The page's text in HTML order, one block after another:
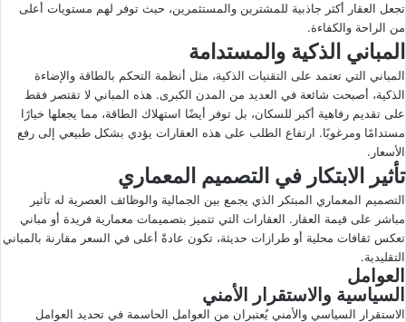
تجعل العقار أكثر جاذبية للمشترين والمستثمرين، حيث توفر لهم مستويات أعلى
من الراحة والكفاءة.
المباني الذكية والمستدامة
المباني التي تعتمد على التقنيات الذكية، مثل أنظمة التحكم بالطاقة والإضاءة
الذكية، أصبحت شائعة في العديد من المدن الكبرى. هذه المباني لا تقتصر فقط
على تقديم رفاهية أكبر للسكان، بل توفر أيضًا استهلاك الطاقة، مما يجعلها خيارًا
مستدامًا ومرغوبًا. ارتفاع الطلب على هذه العقارات يؤدي بشكل طبيعي إلى رفع
الأسعار.
تأثير الابتكار في التصميم المعماري
التصميم المعماري المبتكر الذي يجمع بين الجمالية والوظائف العصرية له تأثير
مباشر على قيمة العقار. العقارات التي تتميز بتصميمات معمارية فريدة أو مباني
تعكس ثقافات محلية أو طرازات حديثة، تكون عادةً أعلى في السعر مقارنة بالمباني
التقليدية.
العوامل
السياسية والاستقرار الأمني
الاستقرار السياسي والأمني يُعتبران من العوامل الحاسمة في تحديد العوامل